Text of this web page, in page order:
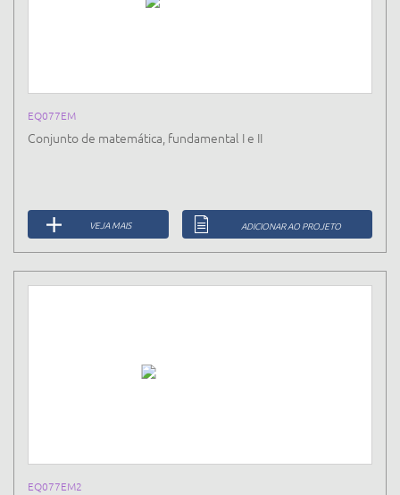
EQ077EM
Conjunto de matemática, fundamental I e II
VEJA MAIS ADICIONAR AO PROJETO
EQ077EM2